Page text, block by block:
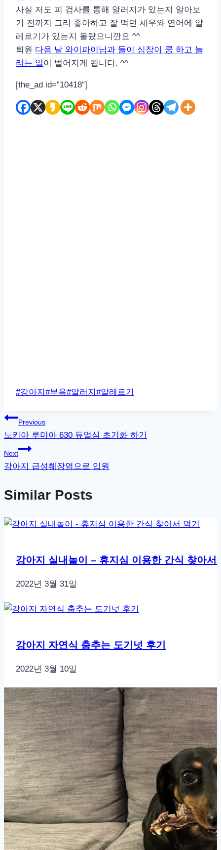
사실 저도 피 검사를 통해 알러지가 있는지 알아보
기 전까지 그리 좋아하고 잘 먹던 새우와 연어에 알
레르기가 있는지 몰랐으니깐요 ^^
퇴원 다음 날 와이파이님과 둘이 심장이 쿵 하고 놀
라는 일이 벌어지게 됩니다. ^^
[the_ad id=”10418″]
Post
#강아지 #부음#알러지 #알레르기
글
탐
색
Previous
노키아 루미아 630 듀얼심 초기화 하기
Next
강아지 급성췌장염으로 입원
Similar Posts
강아지 실내놀이 – 휴지심 이용한 간식 찾아서
2022년 3월 31일
강아지 자연식 춤추는 도기넛 후기
2022년 3월 10일